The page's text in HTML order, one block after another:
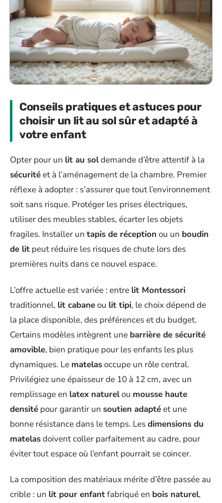
Conseils pratiques et astuces pour
choisir un lit au sol sûr et adapté à
votre enfant
Opter pour un lit au soldemande d’être attentif à la
sécuritéet à l’aménagement de la chambre. Premier
réflexe à adopter : s’assurer que tout l’environnement
soit sans risque. Protéger les prises électriques,
utiliser des meubles stables, écarter les objets
fragiles. Installer un tapis de réception ou un boudin
de lit peut réduire les risques de chute lors des
premières nuits dans ce nouvel espace.
L’offre actuelle est variée : entre lit Montessori
traditionnel, lit cabaneou lit tipi, le choix dépend de
la place disponible, des préférences et du budget.
Certains modèles intègrent une barrière de sécurité
amovible, bien pratique pour les enfants les plus
dynamiques. Le matelasoccupe un rôle central.
Privilégiez une épaisseur de 10 à 12 cm, avec un
remplissage en latex naturelou mousse haute
densité pour garantir un soutien adaptéet une
bonne résistance dans le temps. Lesdimensions du
matelasdoivent coller parfaitement au cadre, pour
éviter tout espace où l’enfant pourrait se coincer.
La composition des matériaux mérite d’être passée au
crible : un lit pour enfantfabriqué en bois naturel,